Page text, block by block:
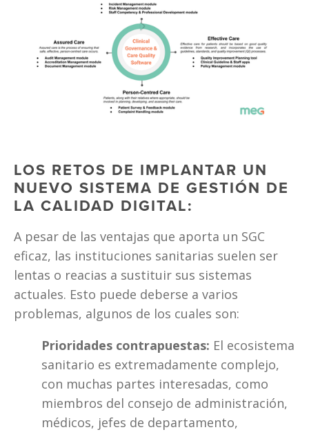
LOS RETOS DE IMPLANTAR UN
NUEVO SISTEMA DE GESTIÓN DE
LA CALIDAD DIGITAL:
A pesar de las ventajas que aporta un SGC
eficaz, las instituciones sanitarias suelen ser
lentas o reacias a sustituir sus sistemas
actuales. Esto puede deberse a varios
problemas, algunos de los cuales son:
Prioridades contrapuestas: El ecosistema
sanitario es extremadamente complejo,
con muchas partes interesadas, como
miembros del consejo de administración,
médicos, jefes de departamento,